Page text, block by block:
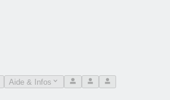
Aide & Infos